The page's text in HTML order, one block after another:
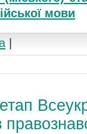
мови